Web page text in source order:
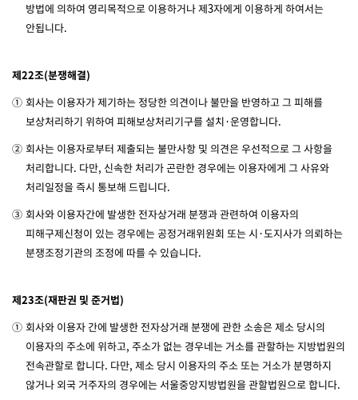
방법에 의하여 영리목적으로 이용하거나 제3자에게 이용하게 하여서는
안됩니다.
제22조(분쟁해결)
① 회사는 이용자가 제기하는 정당한 의견이나 불만을 반영하고 그 피해를
보상처리하기 위하여 피해보상처리기구를 설치·운영합니다.
② 회사는 이용자로부터 제출되는 불만사항 및 의견은 우선적으로 그 사항을
처리합니다. 다만, 신속한 처리가 곤란한 경우에는 이용자에게 그 사유와
처리일정을 즉시 통보해 드립니다.
③ 회사와 이용자간에 발생한 전자상거래 분쟁과 관련하여 이용자의
피해구제신청이 있는 경우에는 공정거래위원회 또는 시·도지사가 의뢰하는
분쟁조정기관의 조정에 따를 수 있습니다.
제23조(재판권 및 준거법)
① 회사와 이용자 간에 발생한 전자상거래 분쟁에 관한 소송은 제소 당시의
이용자의 주소에 위하고, 주소가 없는 경우네는 거소를 관할하는 지방법원의
전속관할로 합니다. 다만, 제소 당시 이용자의 주소 또는 거소가 분명하지
않거나 외국 거주자의 경우에는 서울중앙지방법원을 관할법원으로 합니다.